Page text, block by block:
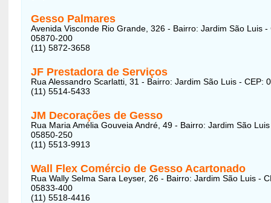
Gesso Palmares
Avenida Visconde Rio Grande, 326 - Bairro: Jardim São Luis -
05870-200
(11) 5872-3658
JF Prestadora de Serviços
Rua Alessandro Scarlatti, 31 - Bairro: Jardim São Luis - CEP:
(11) 5514-5433
JM Decorações de Gesso
Rua Maria Amélia Gouveia André, 49 - Bairro: Jardim São
05850-250
(11) 5513-9913
Wall Flex Comércio de Gesso Acartonado
Rua Wally Selma Sara Leyser, 26 - Bairro: Jardim São Luis -
05833-400
(11) 5518-4416